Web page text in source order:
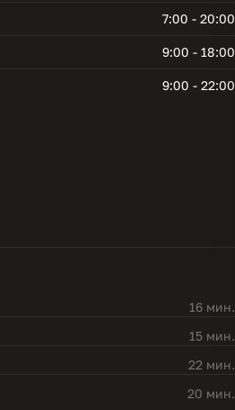
7:00 - 20:00
9:00 - 18:00
9:00 - 22:00
16 мин.
15 мин.
22 мин.
20 мин.